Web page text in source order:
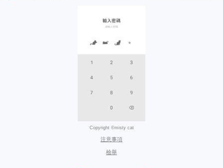
Copyright ©misty cat
注意事項
檢舉